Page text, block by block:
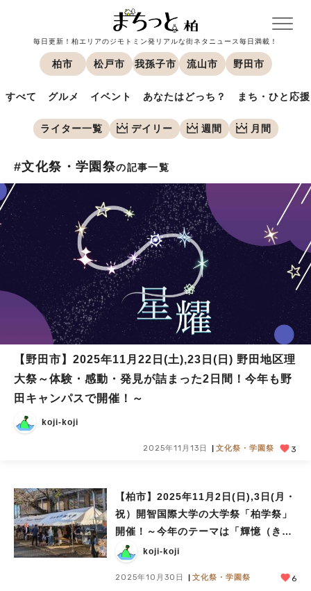
毎日更新！柏エリアのジモトミン発リアルな街ネタニュース毎日満載！
柏市 松戸市 我孫子市 流山市 野田市
すべて グルメ イベント あなたはどっち？ まち・ひと応援
ライター一覧 デイリー 週間 月間
#文化祭・学園祭の記事一覧
【野田市】2025年11月22日(土),23日(日) 野田地区理
大祭～体験・感動・発見が詰まった2日間！今年も野
田キャンパスで開催！～
koji-koji
2025年11月13日 文化祭・学園祭 3
【柏市】2025年11月2日(日),3日(月・
祝）開智国際大学の大学祭「柏学祭」
開催！～今年のテーマは「輝憶（きお
く）」～koji-koji
2025年10月30日 文化祭・学園祭 6